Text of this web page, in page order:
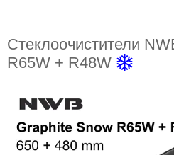
Стеклоочистители
R65W + R48W